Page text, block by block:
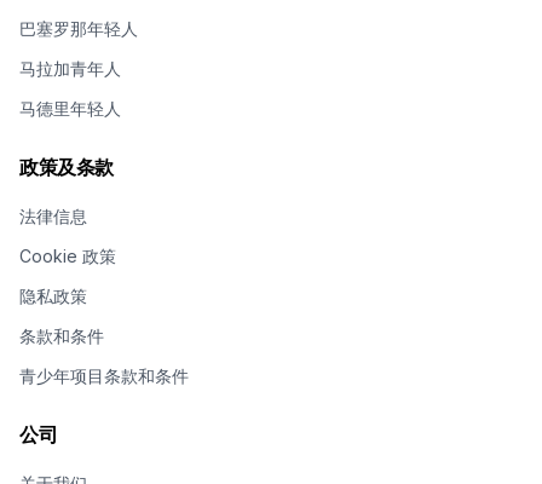
巴塞罗那年轻人
马拉加青年人
马德里年轻人
政策及条款
法律信息
Cookie 政策
隐私政策
条款和条件
青少年项目条款和条件
公司